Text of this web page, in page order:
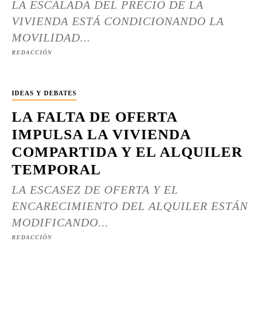
LA ESCALADA DEL PRECIO DE LA
VIVIENDA ESTÁ CONDICIONANDO LA
MOVILIDAD...
REDACCIÓN
IDEAS Y DEBATES
LA FALTA DE OFERTA
IMPULSA LA VIVIENDA
COMPARTIDA Y EL ALQUILER
TEMPORAL
LA ESCASEZ DE OFERTA Y EL
ENCARECIMIENTO DEL ALQUILER ESTÁN
MODIFICANDO...
REDACCIÓN